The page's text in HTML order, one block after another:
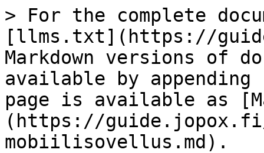
> For the complete
[llms.txt](https://
Markdown versions of
available by
page is available as
(https://
mobiilisovellus.md).